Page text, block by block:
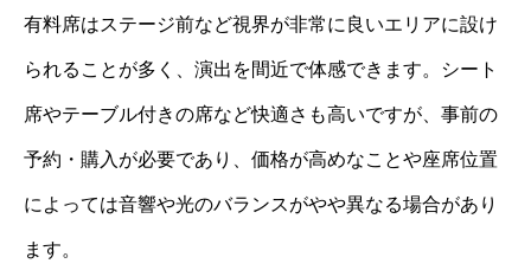
有料席はステージ前など視界が非常に良いエリアに設け
られることが多く、演出を間近で体感できます。シート
席やテーブル付きの席など快適さも高いですが、事前の
予約・購入が必要であり、価格が高めなことや座席位置
によっては音響や光のバランスがやや異なる場合があり
ます。